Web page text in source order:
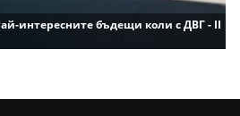
интересните бъдещи коли с ДВГ - II